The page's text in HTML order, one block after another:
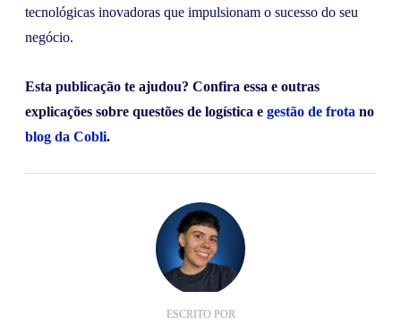
tecnológicas inovadoras que impulsionam o sucesso do seu
negócio.
Esta publicação te ajudou? Confira essa e outras
explicações sobre questões de logística e gestão de frota no
blog da Cobli.
ESCRITO POR